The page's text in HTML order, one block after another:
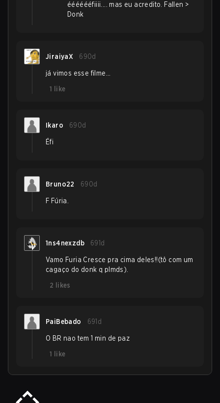
ééééééfiiii.... mas eu acredito. Fallen >
Donk
JiraiyaX 690d
já vimos esse filme...
1
like
Ikaro 690d
Éfi
Bruno22 690d
F Fúria.
1ns4nexzdb 691d
Vamo Furia Cresce pra cima deles!!(tô com um
cagaço do donk q plmds).
2
likes
PaiBebado 691d
O BR nao tem 1 min de paz
1
like